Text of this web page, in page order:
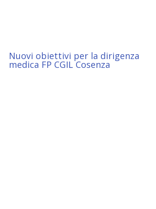
Nuovi obiettivi per la dirigenza
medica FP CGIL Cosenza